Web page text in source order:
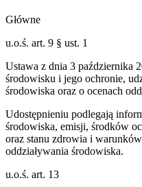
Główne
u.o.ś. art. 9 § ust. 1
Ustawa z dnia 3 października
środowisku i jego ochronie,
środowiska oraz o ocenach
Udostępnieniu podlegają
środowiska, emisji, środków
oraz stanu zdrowia i
oddziaływania środowiska.
u.o.ś. art. 13